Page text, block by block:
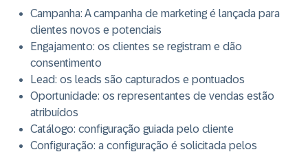
Campanha: A campanha de marketing é lançada para
clientes novos e potenciais
Engajamento: os clientes se registram e dão
consentimento
Lead: os leads são capturados e pontuados
Oportunidade: os representantes de vendas estão
atribuídos
Catálogo: configuração guiada pelo cliente
Configuração: a configuração é solicitada pelos